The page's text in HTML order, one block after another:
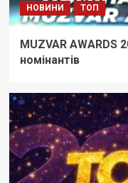
НОВИНИ ТОП
MUZVAR
номінантів